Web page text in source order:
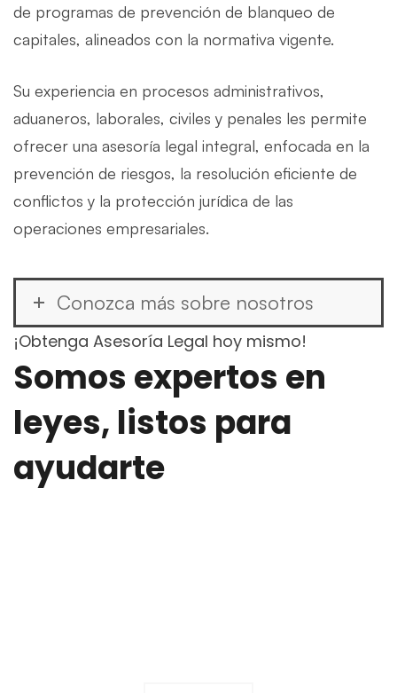
de programas de prevención de blanqueo de
capitales, alineados con la normativa vigente.
Su experiencia en procesos administrativos,
aduaneros, laborales, civiles y penales les permite
ofrecer una asesoría legal integral, enfocada en la
prevención de riesgos, la resolución eficiente de
conflictos y la protección jurídica de las
operaciones empresariales.
Conozca más sobre nosotros
¡Obtenga Asesoría Legal hoy mismo!
Somos expertos en
leyes, listos para
ayudarte